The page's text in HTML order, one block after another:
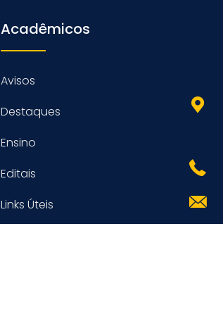
Acadêmicos
Avisos
Destaques
Ensino
Editais
Links Úteis